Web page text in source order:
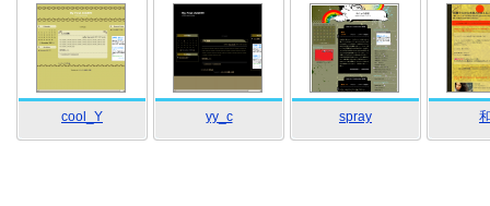
cool_Y yy_c spray